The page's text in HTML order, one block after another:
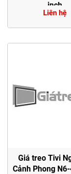
inch
Liên hệ
Giá treo Tivi
Cảnh Phong